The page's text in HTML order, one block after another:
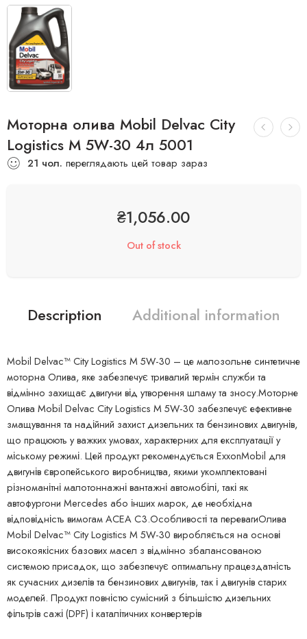
Моторна олива Mobil Delvac City
Logistics M 5W-30 4л 5001
21 чол. переглядають цей товар зараз
₴1,056.00
Out of stock
Description Additional information
Mobil Delvac™ City Logistics M 5W-30 – це малозольне синтетичне
моторна Олива, яке забезпечує тривалий термін служби та
відмінно захищає двигуни від утворення шламу та зносу.Моторне
Олива Mobil Delvac City Logistics M 5W-30 забезпечує ефективне
змащування та надійний захист дизельних та бензинових двигунів,
що працюють у важких умовах, характерних для експлуатації у
міському режимі. Цей продукт рекомендується ExxonMobil для
двигунів європейського виробництва, якими укомплектовані
різноманітні малотоннажні вантажні автомобілі, такі як
автофургони Mercedes або інших марок, де необхідна
відповідність вимогам ACEA C3.Особливості та перевагиОлива
Mobil Delvac™ City Logistics M 5W-30 виробляється на основі
високоякісних базових масел з відмінно збалансованою
системою присадок, що забезпечує оптимальну працездатність
як сучасних дизелів та бензинових двигунів, так і двигунів старих
моделей. Продукт повністю сумісний з більшістю дизельних
фільтрів сажі (DPF) і каталітичних конвертерів